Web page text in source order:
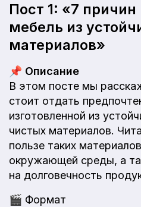
Пост 1: «7
мебель из
материалов»
📌 Описание
В этом посте мы
стоит отдать
изготовленной из
чистых материалов.
пользе таких
окружающей среды, а
на долговечность
🎬 Формат